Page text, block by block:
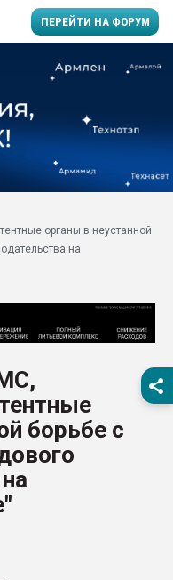
ПЕРЕЙТИ НА ФОРУМ
пластмасс
ситуацией на
Материал поверхности
поликарбоната и АБС-
Профильная
покупка, обмен
органы в неустанной
на
борьбе с